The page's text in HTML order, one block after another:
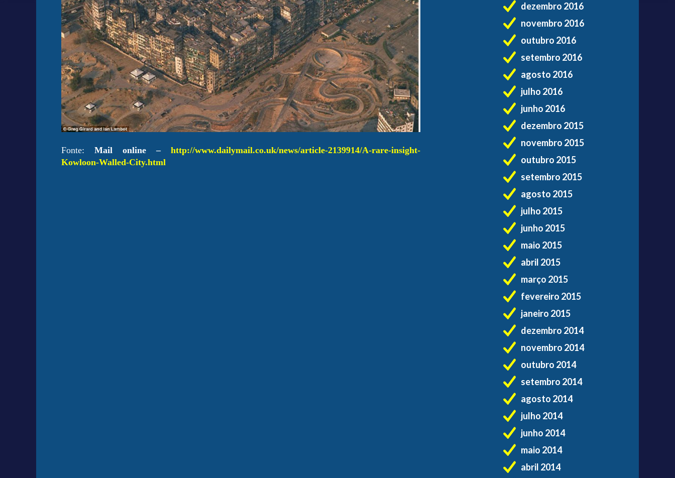
Fonte: Mail online – http://www.dailymail.co.uk/news/article-2139914/A-rare-insight-
Kowloon-Walled-City.html
dezembro 2016
novembro 2016
outubro 2016
setembro 2016
agosto 2016
julho 2016
junho 2016
dezembro 2015
novembro 2015
outubro 2015
setembro 2015
agosto 2015
julho 2015
junho 2015
maio 2015
abril 2015
março 2015
fevereiro 2015
janeiro 2015
dezembro 2014
novembro 2014
outubro 2014
setembro 2014
agosto 2014
julho 2014
junho 2014
maio 2014
abril 2014